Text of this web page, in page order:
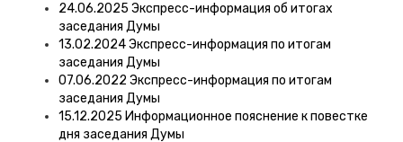
24.06.2025 Экспресс-информация об итогах
заседания Думы
13.02.2024 Экспресс-информация по итогам
заседания Думы
07.06.2022 Экспресс-информация по итогам
заседания Думы
15.12.2025 Информационное пояснение к повестке
дня заседания Думы